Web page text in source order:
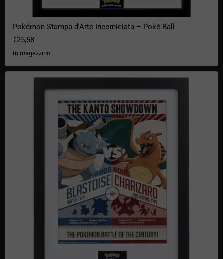
Pokémon Stampa d'Arte Incorniciata – Poké Ball
€25,58
In magazzino